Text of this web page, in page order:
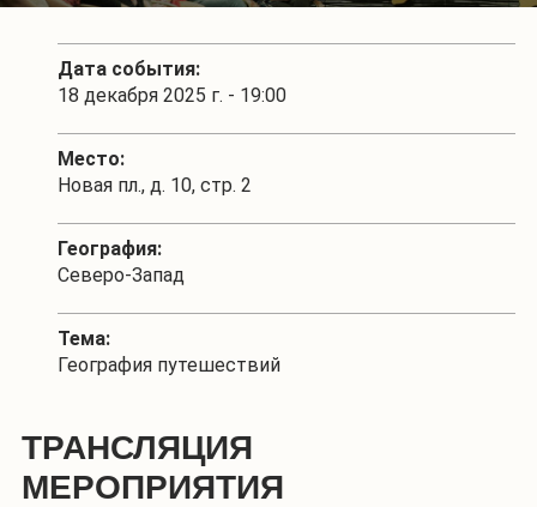
Дата события:
18 декабря 2025 г. - 19:00
Место:
Новая пл., д. 10, стр. 2
География:
Северо-Запад
Тема:
География путешествий
ТРАНСЛЯЦИЯ
МЕРОПРИЯТИЯ